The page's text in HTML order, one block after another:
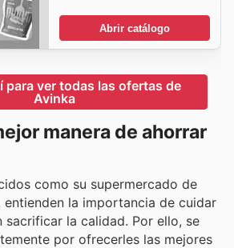
Abrir catálogo
para ver todas las ofertas de
Avinka
manera de ahorrar
como su supermercado de
entienden la importancia de cuidar
sacrificar la calidad. Por ello, se
por ofrecerles las mejores